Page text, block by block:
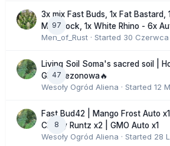
97
3x mix Fast Buds, 1x Fat Bastard,
Moonrock, 1x White Rhino - 6x
Men_of_Rust · Started 30 Czerwca
47
Living Soil Soma's sacred soil |
GHS sezonowa🔥
Wesoły Ogród Aliena · Started 12
8
Fast Bud42 | Mango Frost Auto
Cherry Runtz x2 | GMO Auto x1
Wesoły Ogród Aliena · Started 28